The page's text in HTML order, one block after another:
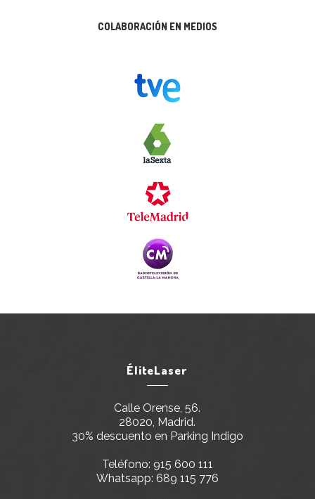
COLABORACIÓN EN MEDIOS
ÉliteLaser
Calle Orense, 56.
28020, Madrid.
30% descuento en Parking Indigo
Teléfono: 915 600 111
Whatsapp: 689 115 776